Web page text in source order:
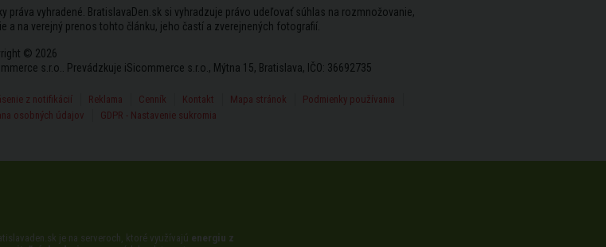
práva vyhradené. BratislavaDen.sk si vyhradzuje právo udeľovať súhlas na rozmnožovanie,
a na verejný prenos tohto článku, jeho častí a zverejnených fotografií.
© 2026
s.r.o.. Prevádzkuje iSicommerce s.r.o., Mýtna 15, Bratislava, IČO: 36692735
z notifikácií Reklama Cenník Kontakt Mapa stránok
Podmienky používania
osobných údajov
GDPR - Nastavenie sukromia
je na serveroch, ktoré využívajú energiu z